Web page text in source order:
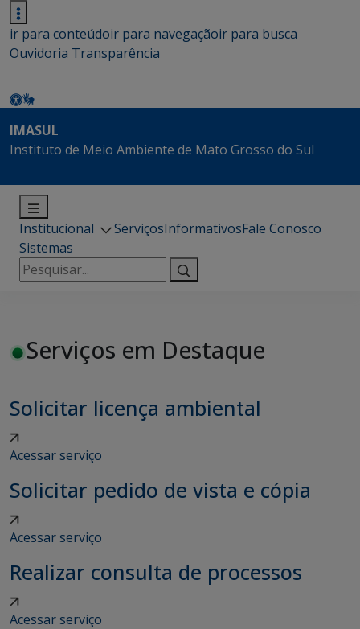
ir para conteúdoir para navegaçãoir para busca
Ouvidoria Transparência
IMASUL
Instituto de Meio Ambiente de Mato Grosso do Sul
Institucional ServiçosInformativosFale Conosco
Sistemas
Pesquisar
por:
Serviços em Destaque
Solicitar licença ambiental
Acessar serviço
Solicitar pedido de vista e cópia
Acessar serviço
Realizar consulta de processos
Acessar serviço